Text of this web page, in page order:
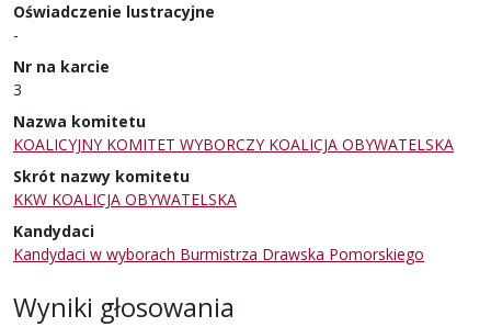
Oświadczenie lustracyjne
-
Nr na karcie
3
Nazwa komitetu
KOALICYJNY KOMITET WYBORCZY KOALICJA OBYWATELSKA
Skrót nazwy komitetu
KKW KOALICJA OBYWATELSKA
Kandydaci
Kandydaci w wyborach Burmistrza Drawska Pomorskiego
Wyniki głosowania